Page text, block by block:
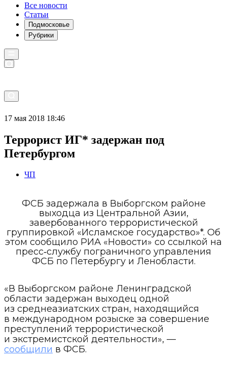
Все новости
Статьи
Подмосковье
Рубрики
17 мая 2018 18:46
Террорист ИГ* задержан под
Петербургом
ЧП
ФСБ задержала в Выборгском районе
выходца из Центральной Азии,
завербованного террористической
группировкой «Исламское государство»*. Об
этом сообщило РИА «Новости» со ссылкой на
пресс‐службу пограничного управления
ФСБ по Петербургу и Ленобласти.
«В Выборгском районе Ленинградской
области задержан выходец одной
из среднеазиатских стран, находящийся
в международном розыске за совершение
преступлений террористической
и экстремистской деятельности», —
сообщили в ФСБ.